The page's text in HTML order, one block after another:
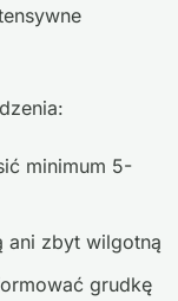
minimum 5-
ani zbyt wilgotną
grudkę